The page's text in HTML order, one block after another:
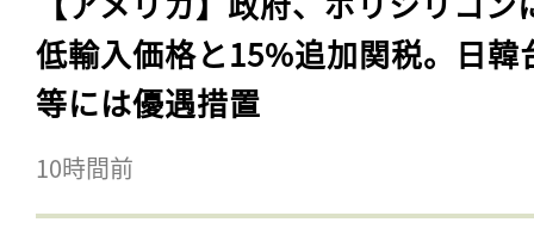
低輸入価格と15%追加関税。日韓
等には優遇措置
10時間前